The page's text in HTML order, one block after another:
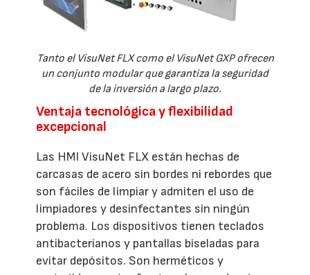
Tanto el VisuNet FLX como el VisuNet GXP ofrecen
un conjunto modular que garantiza la seguridad
de la inversión a largo plazo.
Ventaja tecnológica y flexibilidad
excepcional
Las HMI VisuNet FLX están hechas de
carcasas de acero sin bordes ni rebordes que
son fáciles de limpiar y admiten el uso de
limpiadores y desinfectantes sin ningún
problema. Los dispositivos tienen teclados
antibacterianos y pantallas biseladas para
evitar depósitos. Son herméticos y